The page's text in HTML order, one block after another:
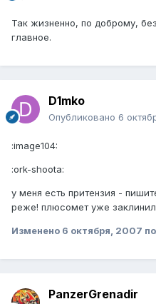
Так жизненно, по доброму,
главное.
D1mko
Опубликовано 6
:image104:
:ork-shoota:
у меня есть притензия -
реже! плюсомет уже
Изменено 6 октября, 2007
PanzerGrenadir